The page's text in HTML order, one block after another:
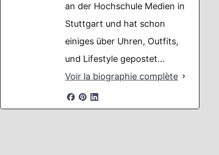
an der Hochschule Medien in
Stuttgart und hat schon
einiges über Uhren, Outfits,
und Lifestyle gepostet...
Voir la biographie complète